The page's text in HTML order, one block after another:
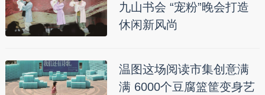
九山书会 “宠粉”晚会打造
休闲新风尚
温图这场阅读市集创意满
满 6000个豆腐篮筐变身艺